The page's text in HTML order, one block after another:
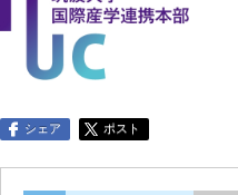
国際産学連携
本部について
シェア ポスト